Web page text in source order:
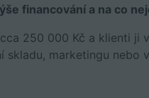
financování a na co
250 000 Kč a klienti ji
skladu, marketingu nebo